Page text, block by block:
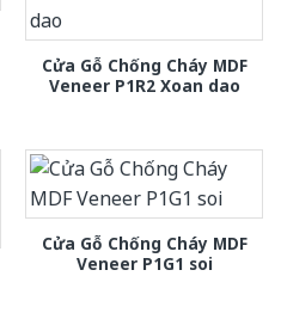
Cửa Gỗ Chống Cháy MDF
Veneer P1R2 Xoan dao
Cửa Gỗ Chống Cháy MDF
Veneer P1G1 soi